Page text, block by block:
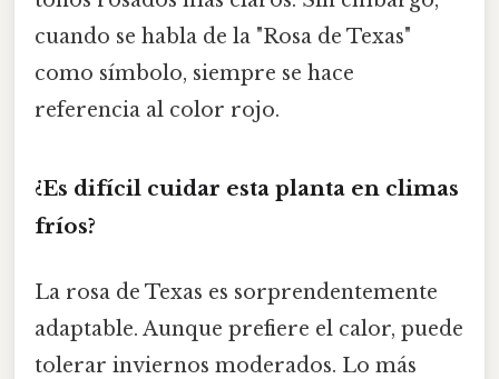
cuando se habla de la "Rosa de Texas"
como símbolo, siempre se hace
referencia al color rojo.
¿Es difícil cuidar esta planta en climas
fríos?
La rosa de Texas es sorprendentemente
adaptable. Aunque prefiere el calor, puede
tolerar inviernos moderados. Lo más